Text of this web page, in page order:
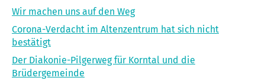
Wir machen uns auf den Weg
Corona-Verdacht im Altenzentrum hat sich nicht
bestätigt
Der Diakonie-Pilgerweg für Korntal und die
Brüdergemeinde